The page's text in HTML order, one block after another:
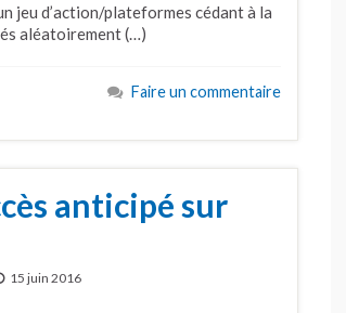
jeu d’action/plateformes cédant à la
aléatoirement (…)
Faire un commentaire
anticipé sur
15 juin 2016